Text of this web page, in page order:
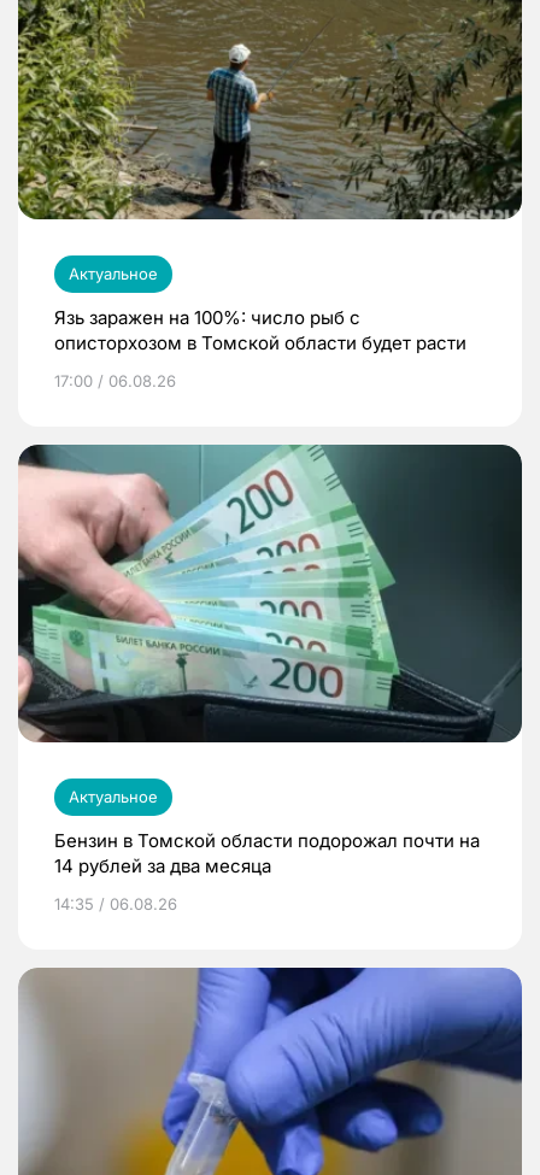
Актуальное
Язь заражен на 100%: число рыб с
описторхозом в Томской области будет расти
17:00 / 06.08.26
Актуальное
Бензин в Томской области подорожал почти на
14 рублей за два месяца
14:35 / 06.08.26